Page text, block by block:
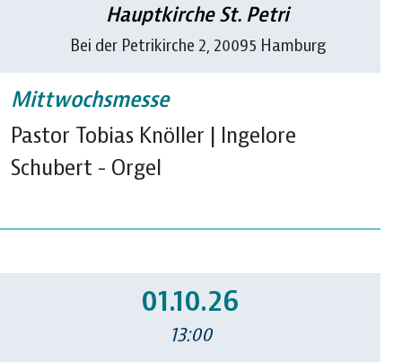
Hauptkirche St. Petri
Bei der Petrikirche 2, 20095 Hamburg
Mittwochsmesse
Pastor Tobias Knöller | Ingelore
Schubert - Orgel
01.10.26
13:00